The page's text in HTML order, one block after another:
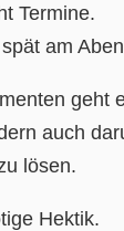
Termine.
am
geht
auch
lösen.
Hektik.